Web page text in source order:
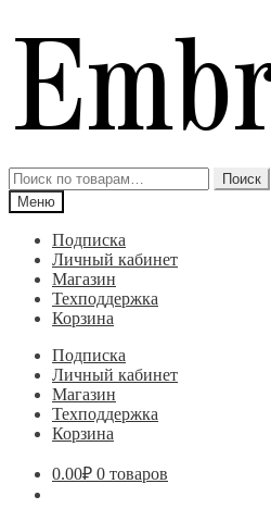
к
навигации
к
содержимому
Искать:
Поиск
Меню
Подписка
Личный кабинет
Магазин
Техподдержка
Корзина
Подписка
Личный кабинет
Магазин
Техподдержка
Корзина
0.00₽ 0 товаров